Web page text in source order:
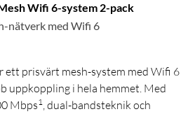
Wifi 6-system 2-pack
nätverk med Wifi 6
ett prisvärt mesh-system med Wifi 6
uppkoppling i hela hemmet. Med
Mbps1, dual-bandsteknik och